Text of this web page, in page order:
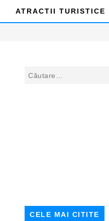
ATRACTII TURISTICE
CELE MAI CITITE